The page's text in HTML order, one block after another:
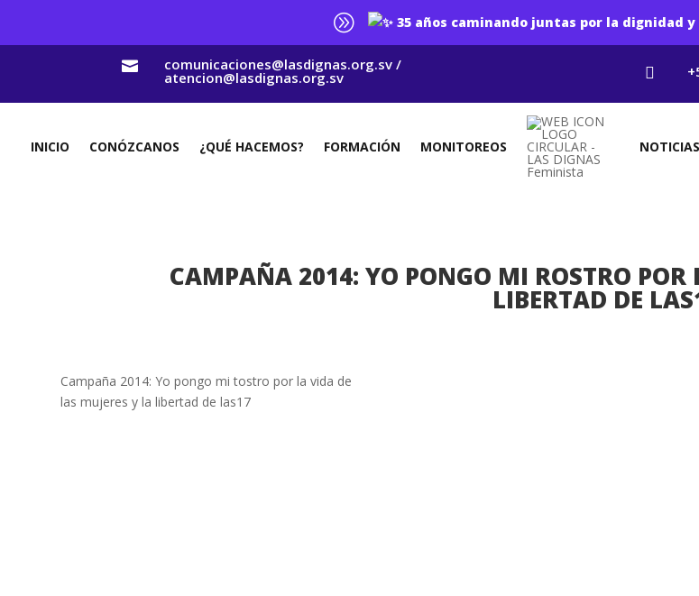
A 35 años caminando juntas por la dignidad
 comunicaciones@lasdignas.org.sv /
atencion@lasdignas.org.sv 
INICIO CONÓZCANOS ¿QUÉ HACEMOS? FORMACIÓN MONITOREOS
CAMPAÑA 2014: YO PONGO MI ROSTRO POR
LIBERTAD DE
Campaña 2014: Yo pongo mi tostro por la vida de
las mujeres y la libertad de las17